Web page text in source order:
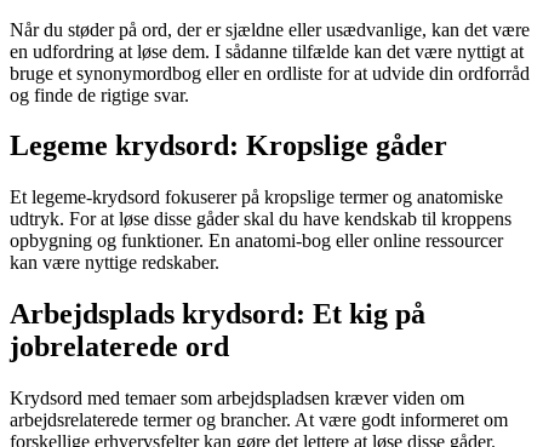
Når du støder på ord, der er sjældne eller usædvanlige, kan det være
en udfordring at løse dem. I sådanne tilfælde kan det være nyttigt at
bruge et synonymordbog eller en ordliste for at udvide din ordforråd
og finde de rigtige svar.
Legeme krydsord: Kropslige gåder
Et legeme-krydsord fokuserer på kropslige termer og anatomiske
udtryk. For at løse disse gåder skal du have kendskab til kroppens
opbygning og funktioner. En anatomi-bog eller online ressourcer
kan være nyttige redskaber.
Arbejdsplads krydsord: Et kig på
jobrelaterede ord
Krydsord med temaer som arbejdspladsen kræver viden om
arbejdsrelaterede termer og brancher. At være godt informeret om
forskellige erhvervsfelter kan gøre det lettere at løse disse gåder.